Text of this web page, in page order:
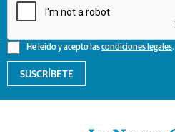
He leído y acepto lascondiciones legales.
SUSCRÍBETE